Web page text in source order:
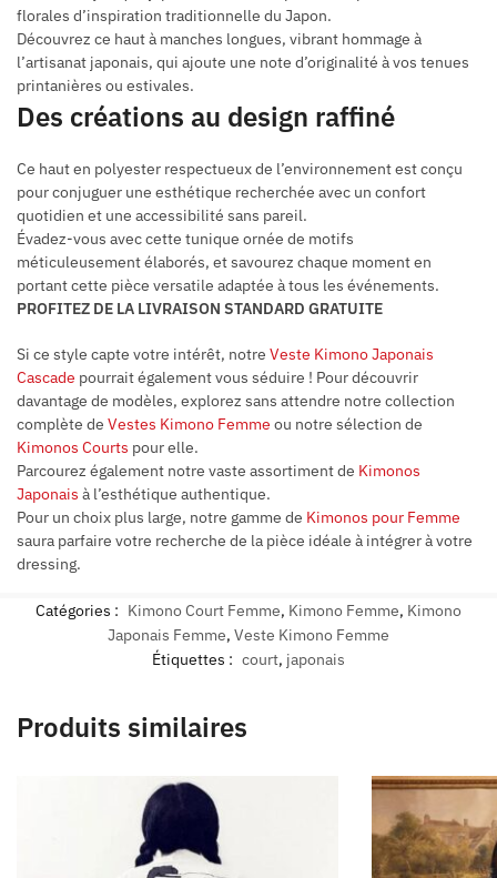
florales d’inspiration traditionnelle du Japon.
Découvrez ce haut à manches longues, vibrant hommage à
l’artisanat japonais, qui ajoute une note d’originalité à vos tenues
printanières ou estivales.
Des créations au design raffiné
Ce haut en polyester respectueux de l’environnement est conçu
pour conjuguer une esthétique recherchée avec un confort
quotidien et une accessibilité sans pareil.
Évadez-vous avec cette tunique ornée de motifs
méticuleusement élaborés, et savourez chaque moment en
portant cette pièce versatile adaptée à tous les événements.
PROFITEZ DE LA LIVRAISON STANDARD GRATUITE
Si ce style capte votre intérêt, notre Veste Kimono Japonais
Cascade pourrait également vous séduire ! Pour découvrir
davantage de modèles, explorez sans attendre notre collection
complète de Vestes Kimono Femme ou notre sélection de
Kimonos Courts pour elle.
Parcourez également notre vaste assortiment de Kimonos
Japonais à l’esthétique authentique.
Pour un choix plus large, notre gamme de Kimonos pour Femme
saura parfaire votre recherche de la pièce idéale à intégrer à votre
dressing.
Catégories : Kimono Court Femme, Kimono Femme, Kimono
Japonais Femme, Veste Kimono Femme
Étiquettes : court, japonais
Produits similaires